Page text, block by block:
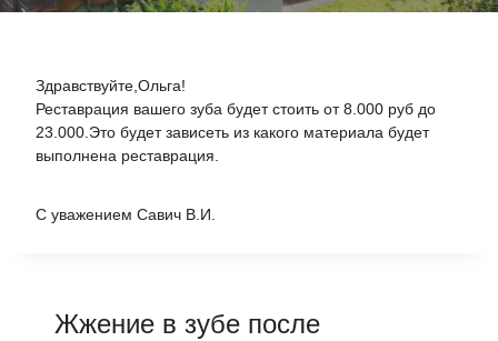
Здравствуйте,Ольга!
Реставрация вашего зуба будет стоить от 8.000 руб до
23.000.Это будет зависеть из какого материала будет
выполнена реставрация.
С уважением Савич В.И.
Жжение в зубе после